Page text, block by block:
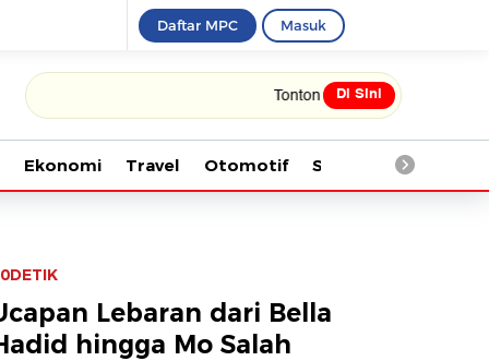
Daftar MPC Masuk
Tonton kabar terbaru PIALA DUNIA 2026
Di Sini
Ekonomi Travel Otomotif Saintek
Lebaran dari Bella
hingga Mo Salah